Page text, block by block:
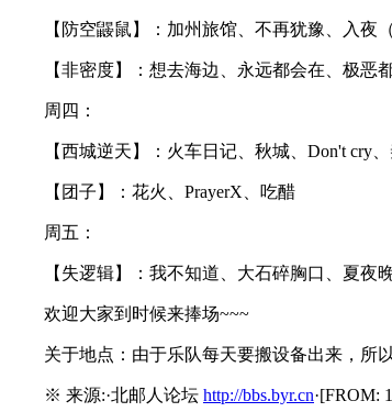
【防空鼹鼠】：加州旅馆、不再犹豫、入夜
【非密度】：想去海边、永远都会在、极恶
周四：
【西城逆天】：火车日记、秋城、Don't cry
【团子】：花火、PrayerX、吃醋
周五：
【失逻辑】：我不知道、大石碎胸口、夏
欢迎大家到时候来捧场~~~
关于地点：由于乐队每天要搬设备出来，所
※ 来源:·北邮人论坛 http://bbs.byr.cn·[FROM: